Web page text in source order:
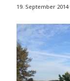
19. September 2014